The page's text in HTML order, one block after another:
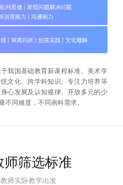
我国基础教育新课程标准、美术学
文化、跨学科知识、专注力培养等
心发展及认知规律、开放多元的少
不同难度，不同画科需求。
师筛选标准
师实际教学出发